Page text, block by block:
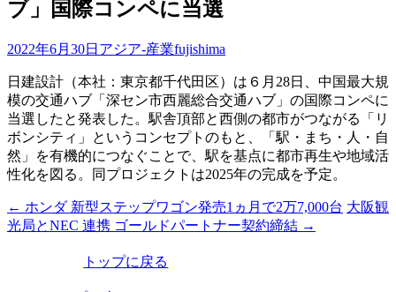
・Home・ ・理 念・ ・沿 革・ ・組織図・ ・会
協同組合Masters／
国土交通省・経済産業省・農林水産省・厚生労働省 認可
Masters組合員ログイン
ブ」国際コンペに当選
2022年6月30日 アジア-産業fujishima
日建設計（本社：東京都千代田区）は６月28日、中国最大規
模の交通ハブ「深セン市西麗総合交通ハブ」の国際コンペに
当選したと発表した。駅舎頂部と西側の都市がつながる「リ
ボンシティ」というコンセプトのもと、「駅・まち・人・自
然」を有機的につなぐことで、駅を基点に都市再生や地域活
性化を図る。同プロジェクトは2025年の完成を予定。
投
稿
← ホンダ 新型ステップワゴン発売1ヵ月で2万7,000台 大阪観
光局とNEC 連携 ゴールドパートナー契約締結 →
トップに戻る